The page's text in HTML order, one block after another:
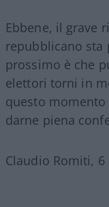
Ebbene, il grave
repubblicano sta
prossimo è che
elettori torni in
questo
darne piena
Claudio Romiti, 6